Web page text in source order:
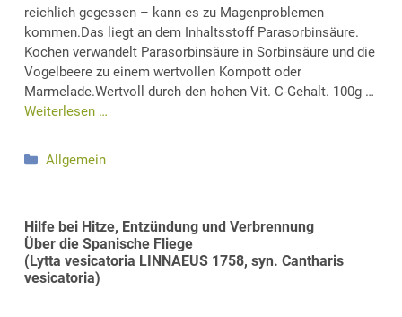
reichlich gegessen – kann es zu Magenproblemen
kommen.Das liegt an dem Inhaltsstoff Parasorbinsäure.
Kochen verwandelt Parasorbinsäure in Sorbinsäure und die
Vogelbeere zu einem wertvollen Kompott oder
Marmelade.Wertvoll durch den hohen Vit. C-Gehalt. 100g …
Weiterlesen …
Kategorien
Allgemein
Hilfe bei Hitze, Entzündung und Verbrennung
Über die Spanische Fliege
(Lytta vesicatoria LINNAEUS 1758, syn. Cantharis
vesicatoria)